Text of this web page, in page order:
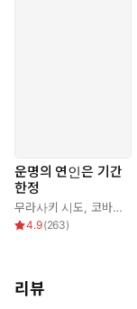
운명의 연인은 기간
한정
무라사키 시도 코바토 코스즈
4.9(263)
리뷰